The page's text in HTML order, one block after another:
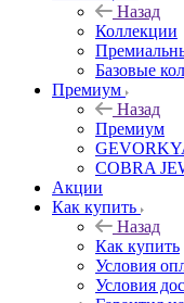
Назад
Коллекции
Базовые
Премиум
Назад
Премиум
COBRA
Акции
Как купить
Назад
Как купить
Условия
Условия